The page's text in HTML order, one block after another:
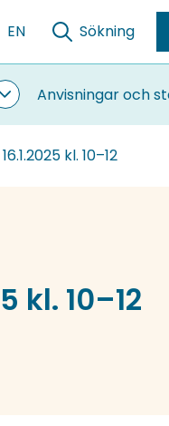
EN Sökning
Byggande
undersidor
Anvisningar och
kl. 10–12
kl. 10–12